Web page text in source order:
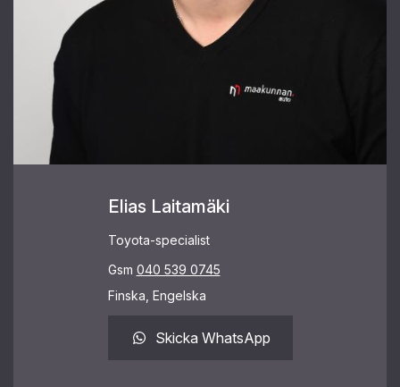
Elias Laitamäki
Toyota-specialist
Gsm 040 539 0745
Finska, Engelska
Skicka WhatsApp